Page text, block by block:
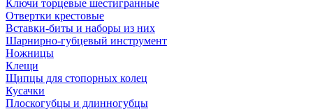
Ключи торцевые шестигранные
Отвертки крестовые
Вставки-биты и наборы из них
Шарнирно-губцевый инструмент
Ножницы
Клещи
Щипцы для стопорных колец
Кусачки
Плоскогубцы и длинногубцы